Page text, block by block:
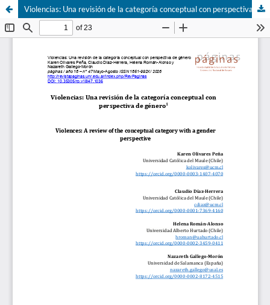
Violencias: Una revisión de la categoría conceptual con perspectiva de género